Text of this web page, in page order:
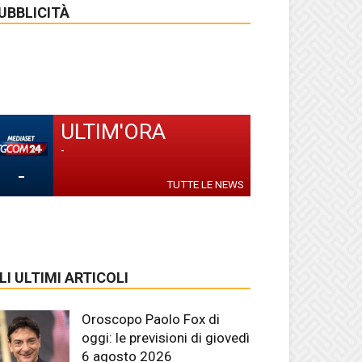
-
ULTIM'ORA
-
TUTTE LE NEWS
ULTIMI ARTICOLI
Oroscopo Paolo Fox di
oggi: le previsioni di giovedì
6 agosto 2026